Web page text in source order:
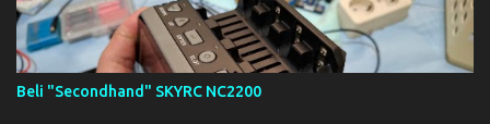
Beli "Secondhand" SKYRC NC2200